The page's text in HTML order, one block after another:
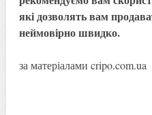
які дозволять вам
неймовірно швидко.
за матеріалами cripo.com.ua